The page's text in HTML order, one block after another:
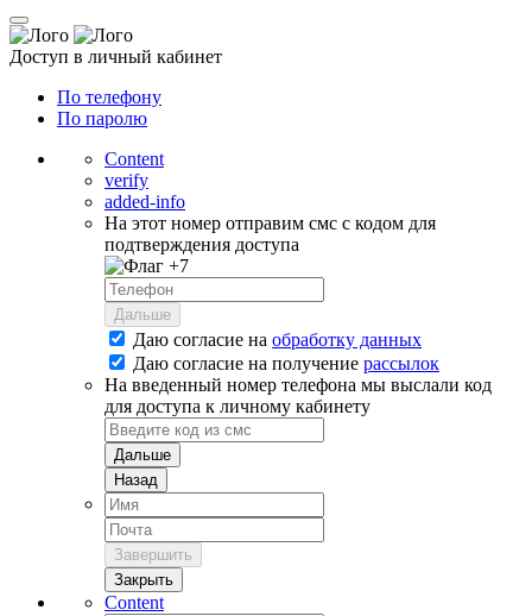
Доступ в личный кабинет
По телефону
По паролю
Content
verify
added-info
На этот номер отправим смс с кодом для
подтверждения доступа
+7
Дальше
Даю согласие на обработку данных
Даю согласие на получение рассылок
На введенный номер телефона мы выслали код
для доступа к личному кабинету
Дальше
Назад
Завершить
Закрыть
Content